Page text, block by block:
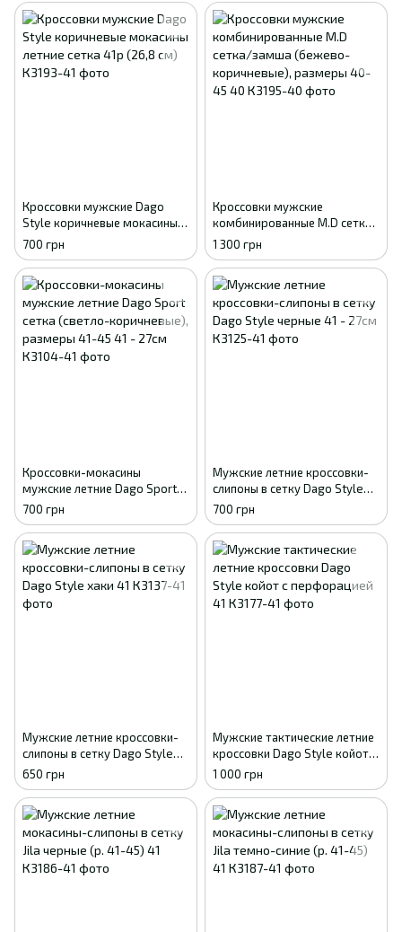
Кроссовки мужские Dago
Style коричневые мокасины
летние сетка 41р (26,8 см)
700 грн
Кроссовки мужские
комбинированные M.D сетка/
замша (бежево-коричневые),
размеры 40-45 40
1 300 грн
Кроссовки-мокасины
мужские летние Dago Sport
сетка (светло-коричневые),
размеры 41-45 41 - 27см
700 грн
Мужские летние кроссовки-
слипоны в сетку Dago Style
черные 41 - 27см
700 грн
Мужские летние кроссовки-
слипоны в сетку Dago Style
хаки 41
650 грн
Мужские тактические летние
кроссовки Dago Style койот с
перфорацией 41
1 000 грн